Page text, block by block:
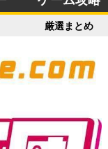
厳選まとめ